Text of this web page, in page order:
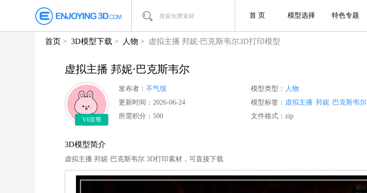
首 页 模型选择 特色专题
首页 3D模型下载 人物 虚拟主播 邦妮·巴克斯韦尔3D打印模型
虚拟主播 邦妮·巴克斯韦尔
V6至尊
发布者： 不气馁 模型类型： 人物
更新时间：2026-06-24
模型标签： 虚拟主播 邦妮 巴克斯韦尔
所需积分：500
文件格式：zip
3D模型简介
虚拟主播 邦妮·巴克斯韦尔 3D打印素材，可直接下载